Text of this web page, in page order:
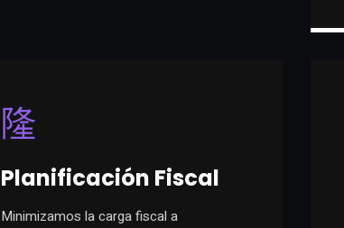
Planificación Fiscal
Minimizamos la carga fiscal a